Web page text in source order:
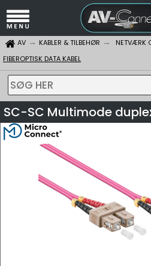
AV KABLER & TILBEHØR NETVÆRK
FIBEROPTISK DATA KABEL
SØG HER
SC-SC Multimode